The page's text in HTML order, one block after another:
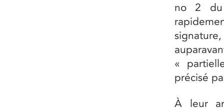
no 2 du
«
précisé
À leur